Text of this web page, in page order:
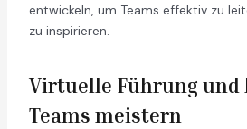
entwickeln, um Teams effektiv zu
zu inspirieren.
Virtuelle Führung und
Teams meistern